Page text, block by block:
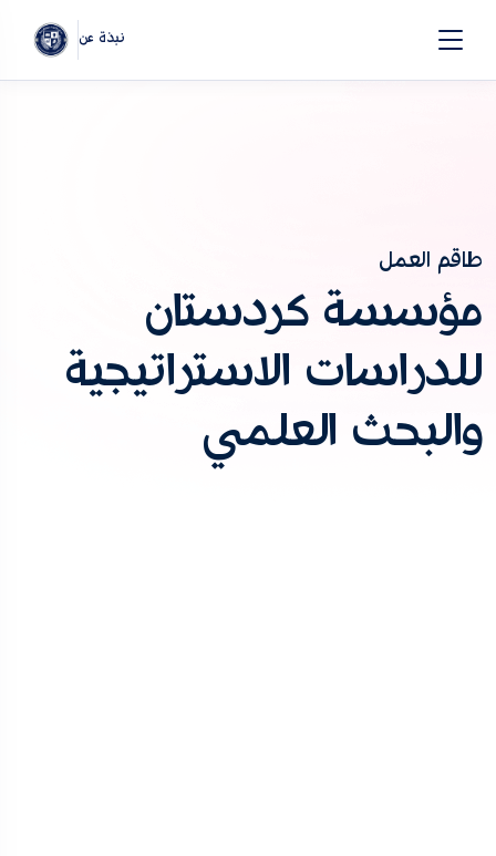
نبذة عن
طاقم العمل
مؤسسة كردستان
للدراسات الاستراتيجية
والبحث العلمي